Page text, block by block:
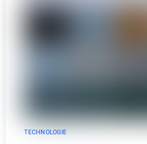
TECHNOLOGIE